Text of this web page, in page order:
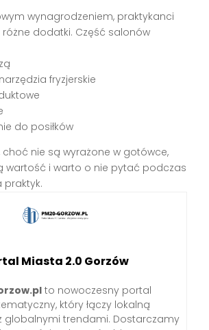
wynagrodzeniem, praktykanci
dodatki. Część salonów
fryzjerskie
do posiłków
choć nie są wyrażone w gotówce,
wartość i warto o nie pytać podczas
praktyk.
Miasta 2.0 Gorzów
to nowoczesny portal
który łączy lokalną
globalnymi trendami. Dostarczamy